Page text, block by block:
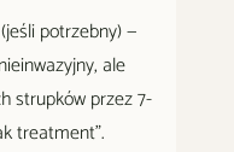
potrzebny) —
ale
strupków przez 7-
treatment".